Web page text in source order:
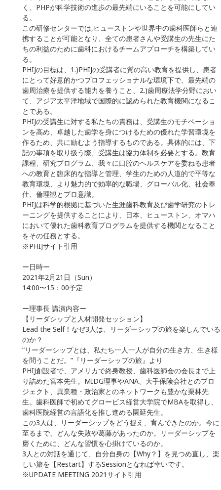
く、PHPが科学技術の進歩の最先端にいることを可能にしてい
る。
この研修センターでは,ヒューストンや世界中の歯科医師らと連
携することが可能となり、全ての患者さんや受講生の先生にた
ちの利益のために歯科におけるチームアプローチを構築してい
る。
PHIJの目標は、1.)PHIJの受講者に質の高い教育を提供し、患者
にとって好意的かつプロフェッショナルな環境下で、最先端の
歯周治療を提供する能力を養うこと、2.)歯周療法学分野におい
て、アジア太平洋地域で国際的に認められた教育機関になるこ
とである。
PHIJの受講生に対する私たちの責務は、受講生のモチベーショ
ンを高め、卓越した歯学を身につけるための優れた学習環境を
作るため、共に励むよう指導するものである。具体的には、下
記の事項を取り扱う際、受講生は協力体制を必要とする。教育
課程、研究プログラム、我々に口腔のヘルスケアを委ねる患者
への教育と臨床的な指導と管理、学生のための人道的で平等な
教育環境、より魅力的で効率的な職場、グローバル化、社会奉
仕、倫理観とプロ意識。
PHIJは科学的根拠に基づいた生涯歯科教育及び歯学研究のトレ
ーニングを提供することにより、日本、ヒューストン、オマハ
において優れた歯科教育プログラムを提供する機関となること
をその任務とする。
※PHIJサイト引用
ー日時ー
2021年2月21日（Sun）
14:00〜15：00予定
ー理事長 講演内容ー
【リーダシップと人材開発セッション】
Lead the Self！なぜ3人は、リーダーシップの旅を楽しんでいる
のか？
“リーダーシップとは、私たち一人一人が自分の生き方、生き様
を問うことだ。”『リーダーシップの旅』より
PHIJ創設者で、アメリカで終身教授、歯科医師会の会長まで上
り詰めた宮本先生。MIDG理事やANA、大手保険会社とのプロ
ジェクト、異業種・政治家とのネットワークも豊かな栗林先
生。歯科医師で初めてグロービス経営大学院でMBAを取得し、
歯科医院経営の言語化を推し進める園延先生。
この3人は、リーダーシップをどう捉え、育んできたのか。今に
至るまで、どんな失敗や葛藤があったのか。リーダーシップを
磨くために、どんな習慣を心掛けているのか。
3人との対話を通じて、自分自身の【Why？】を見つめ直し、楽
しい旅を【Restart】するSessionとなれば幸いです。
※UPDATE MEETING 2021サイト引用